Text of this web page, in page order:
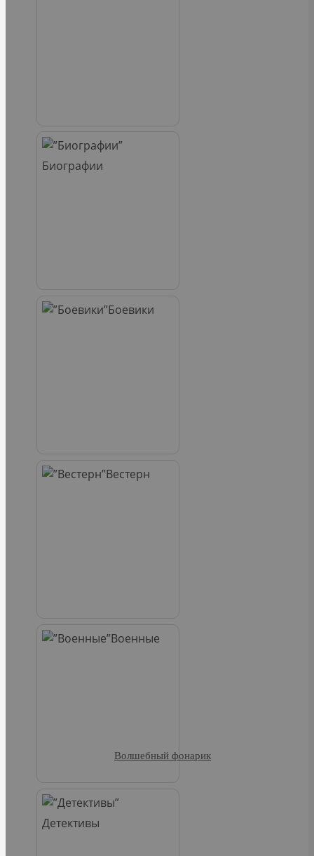
Биографии
Боевики
Вестерн
Военные
Детективы
Волшебный фонарик